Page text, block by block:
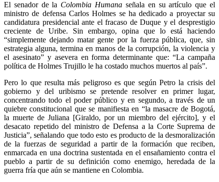
El senador de la Colombia Humana señala en su artículo que el
ministro de defensa Carlos Holmes se ha dedicado a proyectar su
candidatura presidencial ante el fracaso de Duque y el desprestigio
creciente de Uribe. Sin embargo, opina que lo está haciendo
“simplemente dejando matar gente por la fuerza pública, que, sin
estrategia alguna, termina en manos de la corrupción, la violencia y
el asesinato” y asevera en forma determinante que: “La campaña
política de Holmes Trujillo le ha costado muchos muertos al país”.
Pero lo que resulta más peligroso es que según Petro la crisis del
gobierno y del uribismo se pretende resolver en primer lugar,
concentrando todo el poder público y en segundo, a través de un
quiebre constitucional que se manifiesta en “la masacre de Bogotá,
la muerte de Juliana [Giraldo, por un miembro del ejército], y el
desacato repetido del ministro de Defensa a la Corte Suprema de
Justicia”, señalando que todo esto es producto de la desmoralización
de la fuerzas de seguridad a partir de la formación que reciben,
enmarcada en una doctrina sustentada en el ensañamiento contra el
pueblo a partir de su definición como enemigo, heredada de la
guerra fría que aún se mantiene en Colombia.